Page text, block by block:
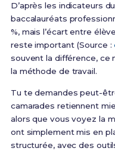
D’après les indicateurs
baccalauréats
%, mais l’écart entre
reste important (Source :
souvent la différence, ce
la méthode de travail.
Tu te demandes peut-
camarades retiennent
alors que vous voyez la
ont simplement mis en
structurée, avec des